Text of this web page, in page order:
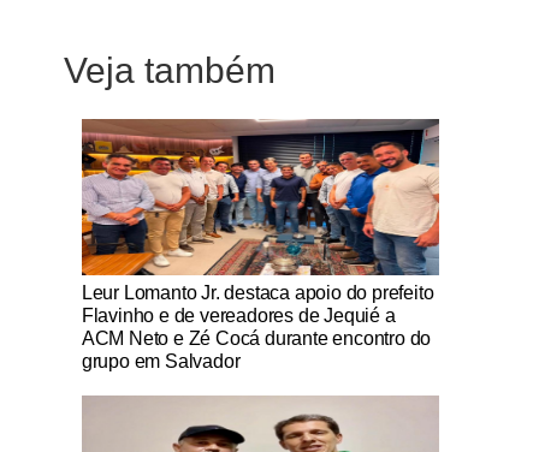
Veja também
Notícias Católicas
Leur Lomanto Jr. destaca apoio do prefeito
Flavinho e de vereadores de Jequié a
ACM Neto e Zé Cocá durante encontro do
grupo em Salvador